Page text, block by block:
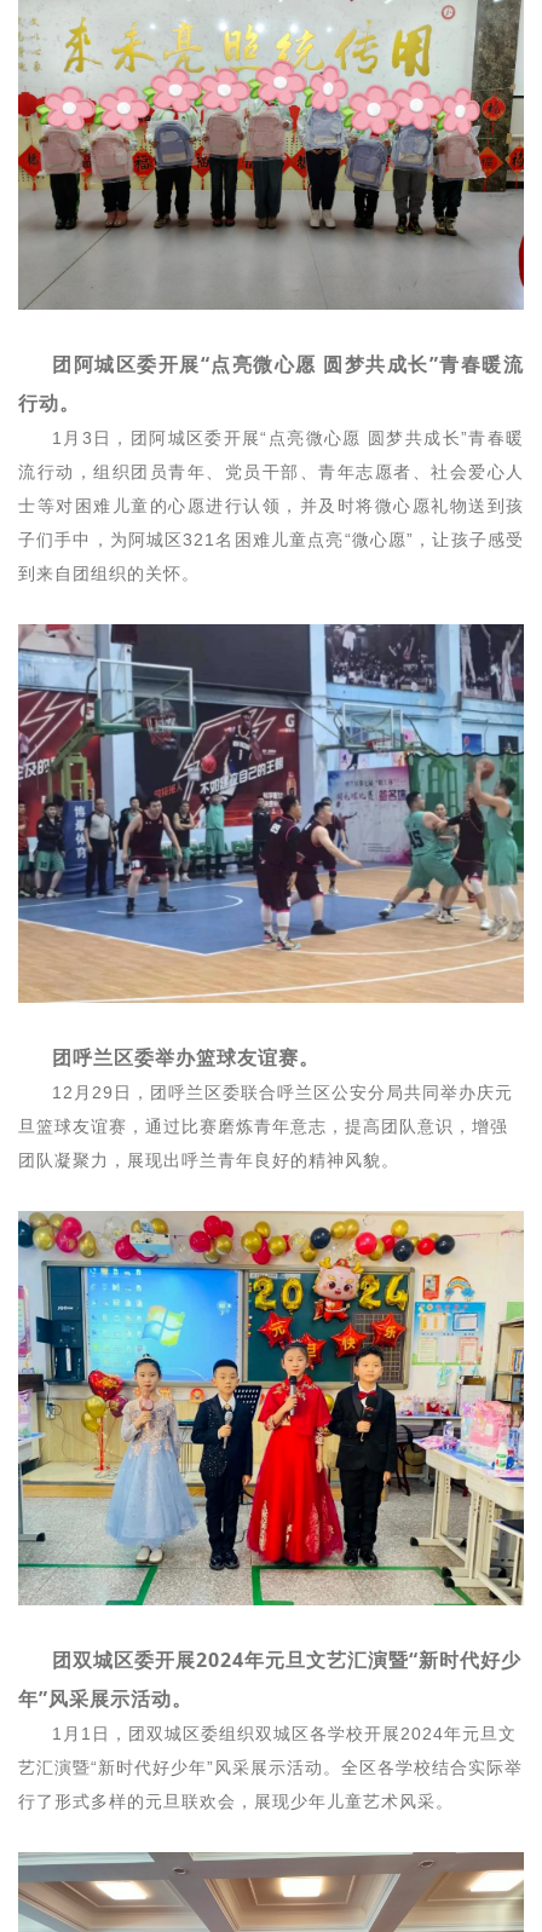
团阿城区委开展“点亮微心愿 圆梦共成长”青春暖流
行动。
1月3日，团阿城区委开展“点亮微心愿 圆梦共成长”青春暖
流行动，组织团员青年、党员干部、青年志愿者、社会爱心人
士等对困难儿童的心愿进行认领，并及时将微心愿礼物送到孩
子们手中，为阿城区321名困难儿童点亮“微心愿”，让孩子感受
到来自团组织的关怀。
团呼兰区委举办篮球友谊赛。
12月29日，团呼兰区委联合呼兰区公安分局共同举办庆元
旦篮球友谊赛，通过比赛磨炼青年意志，提高团队意识，增强
团队凝聚力，展现出呼兰青年良好的精神风貌。
团双城区委开展2024年元旦文艺汇演暨“新时代好少
年”风采展示活动。
1月1日，团双城区委组织双城区各学校开展2024年元旦文
艺汇演暨“新时代好少年”风采展示活动。全区各学校结合实际举
行了形式多样的元旦联欢会，展现少年儿童艺术风采。